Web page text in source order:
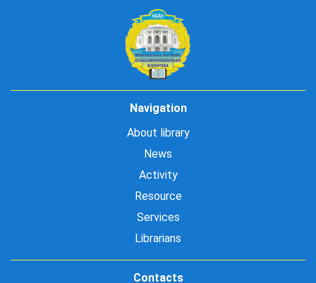
Navigation
About library
News
Activity
Resource
Services
Librarians
Contacts